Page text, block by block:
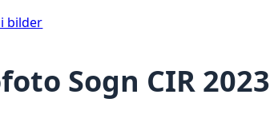
bilder
Sogn CIR 2023